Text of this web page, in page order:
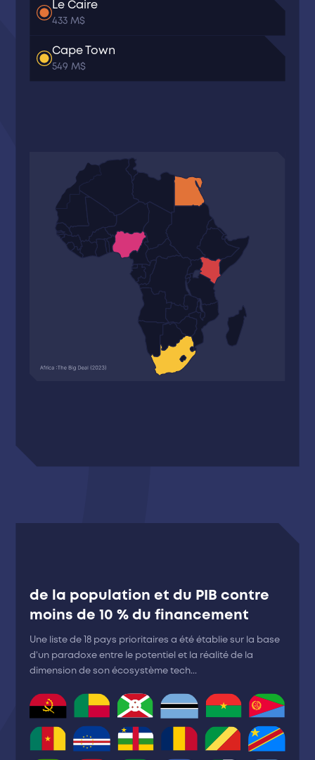
Le Caire
433 M$
Cape Town
549 M$
de la population et du PIB contre
moins de 10 % du financement
Une liste de 18 pays prioritaires a été établie sur la base
d’un paradoxe entre le potentiel et la réalité de la
dimension de son écosystème tech...